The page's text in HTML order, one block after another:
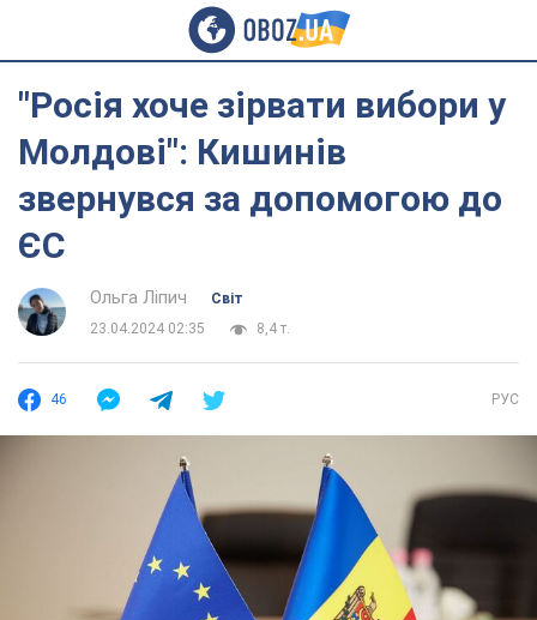
"Росія хоче зірвати вибори у
Молдові": Кишинів
звернувся за допомогою до
ЄС
Ольга Ліпич
Світ
23.04.2024 02:35
8,4 т.
46 РУС